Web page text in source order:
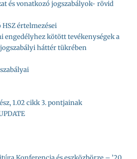
és vonatkozó jogszabályok- rövid
értelmezései
engedélyhez kötött tevékenységek a
háttér tükrében
1.02 cikk 3. pontjainak